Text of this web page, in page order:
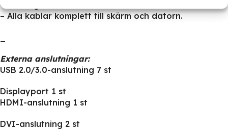
– Gaming Laser mus
– Alla kablar komplett till skärm och datorn.
Externa anslutningar:
USB 2.0/3.0-anslutning 7 st
Displayport 1 st
HDMI-anslutning 1 st
DVI-anslutning 2 st